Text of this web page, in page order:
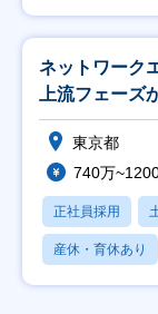
ネットワーク
上流フェーズ
東京都
740万
正社員採用
産休・育休あり